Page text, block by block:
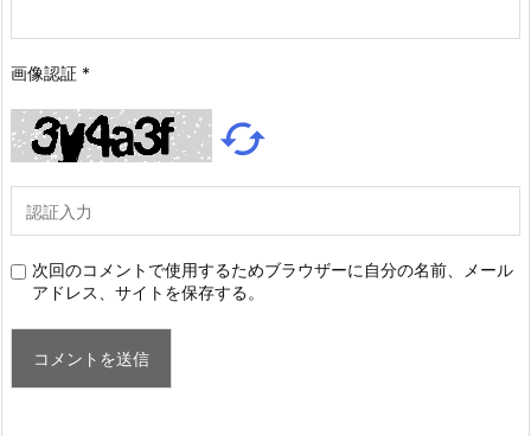
画像認証 *

次回のコメントで使用するためブラウザーに自分の名前、メール
アドレス、サイトを保存する。